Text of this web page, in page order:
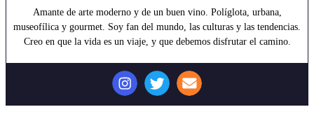
Amante de arte moderno y de un buen vino. Políglota, urbana,
museofílica y gourmet. Soy fan del mundo, las culturas y las tendencias.
Creo en que la vida es un viaje, y que debemos disfrutar el camino.